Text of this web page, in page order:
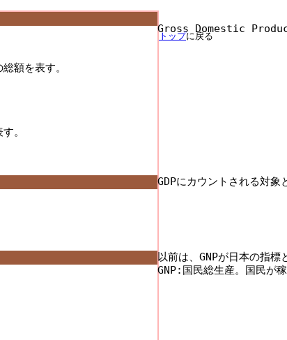
Gross Domestic
総額を表す。
す。
GDPにカウントされる対
以前は、GNPが日本の指標
GNP:国民総生産。国民が
トップ